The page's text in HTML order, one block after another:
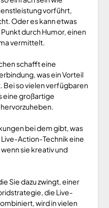
vorführt,
Oder es kann etwas
durch Humor, einen
vermittelt.
schafft eine
was ein Vorteil
so vielen verfügbaren
eine großartige
bei dem gibt, was
Action-Technik eine
sie kreativ und
Sie dazu zwingt, einer
die Live-
wird in vielen